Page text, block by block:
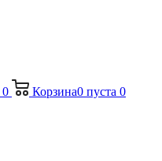
0 Корзина0 пуста 0